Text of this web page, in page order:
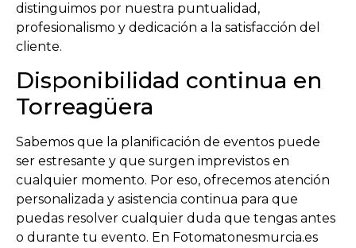
distinguimos por nuestra puntualidad,
profesionalismo y dedicación a la satisfacción del
cliente.
Disponibilidad continua en
Torreagüera
Sabemos que la planificación de eventos puede
ser estresante y que surgen imprevistos en
cualquier momento. Por eso, ofrecemos atención
personalizada y asistencia continua para que
puedas resolver cualquier duda que tengas antes
o durante tu evento. En Fotomatonesmurcia.es